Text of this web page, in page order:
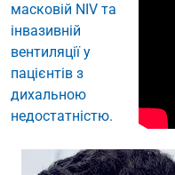
масковій NIV та
інвазивній
вентиляції у
пацієнтів з
дихальною
недостатністю.